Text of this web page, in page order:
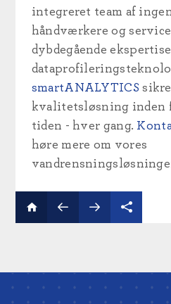
integreret team af
håndværkere og
dybdegående
smartANALYTICS
kvalitetsløsning inden
tiden - hver gang.
høre mere om vores